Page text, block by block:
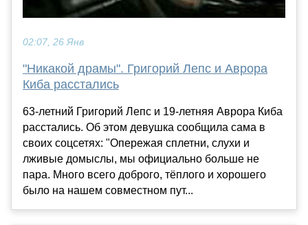
02:07, 26 Янв
"Никакой драмы". Григорий Лепс и Аврора
Киба расстались
63-летний Григорий Лепс и 19-летняя Аврора Киба
расстались. Об этом девушка сообщила сама в
своих соцсетях: "Опережая сплетни, слухи и
лживые домыслы, мы официально больше не
пара. Много всего доброго, тёплого и хорошего
было на нашем совместном пут...